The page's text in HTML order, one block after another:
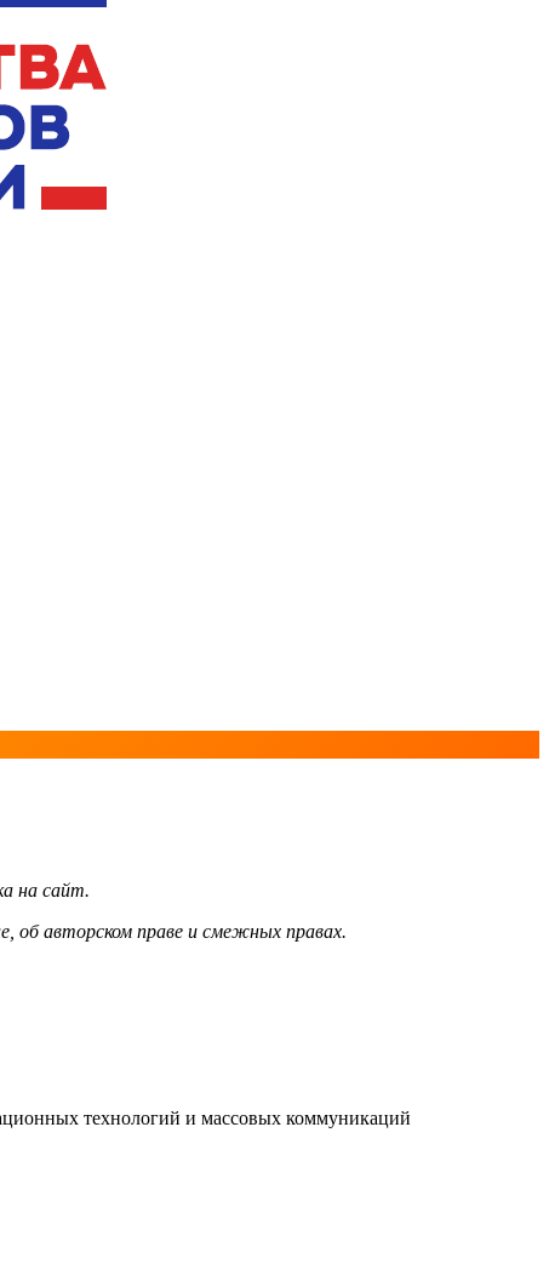
на сайт.
об авторском праве и смежных правах.
технологий и массовых коммуникаций